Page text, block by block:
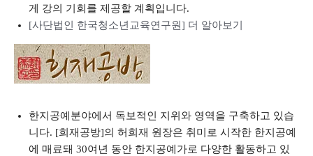
게 강의 기회를 제공할 계획입니다.
[사단법인 한국청소년교육연구원] 더 알아보기
한지공예분야에서 독보적인 지위와 영역을 구축하고 있습
니다. [희재공방]의 허희재 원장은 취미로 시작한 한지공예
에 매료돼 30여년 동안 한지공예가로 다양한 활동하고 있